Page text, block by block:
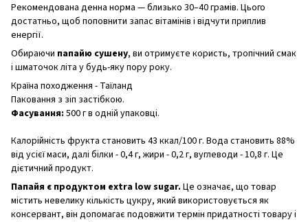
Рекомендована денна норма — близько 30–40 грамів. Цього
достатньо, щоб поповнити запас вітамінів і відчути приплив
енергії.
Обираючи папайю сушену, ви отримуєте користь, тропічний смак
і шматочок літа у будь-яку пору року.
Країна походження - Таїланд
Паковання з зіп застібкою.
Фасування: 500 г в одній упаковці.
Калорійність фрукта становить 43 ккал/100 г. Вода становить 88%
від усієї маси, далі білки - 0,4 г, жири - 0,2 г, вуглеводи - 10,8 г. Це
дієтичний продукт.
Папайя є продуктом extra low sugar. Це означає, що товар
містить невелику кількість цукру, який використовується як
консервант, він допомагає подовжити термін придатності товару і